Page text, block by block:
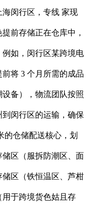
闵行区，专线 家现
前存储正在仓库中，
如，闵行区某跨境电
将 3 个月所需的成品
备），物流团队按照
闵行区的运输，确保
的仓储配送核心，划
区（服拆防潮区、面
区（铁恒温区、芦柑
于跨境货色姑且存